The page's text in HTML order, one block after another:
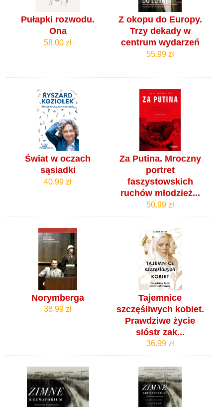
Pułapki rozwodu.
Ona
58.00 zł
Z okopu do Europy.
Trzy dekady w
centrum wydarzeń
55.99 zł
Świat w oczach
sąsiadki
40.99 zł
Za Putina. Mroczny
portret
faszystowskich
ruchów młodzież...
50.99 zł
Norymberga
38.99 zł
Tajemnice
szczęśliwych kobiet.
Prawdziwe życie
sióstr zak...
36.99 zł